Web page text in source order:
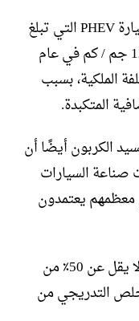
نتيجة لذلك، من المتوقع أن تنتهي السيارة PHEV التي تبلغ
50 جم / كم اليوم برقم يبلغ حوالي 125 جم / كم في عام
الملكية، بسبب
المتكبدة.
الكربون أيضًا أن
السيارات
يعتمدون
في كثير من الحالات، توفر PHEVs ما لا يقل عن 50٪ من
التدريجي من